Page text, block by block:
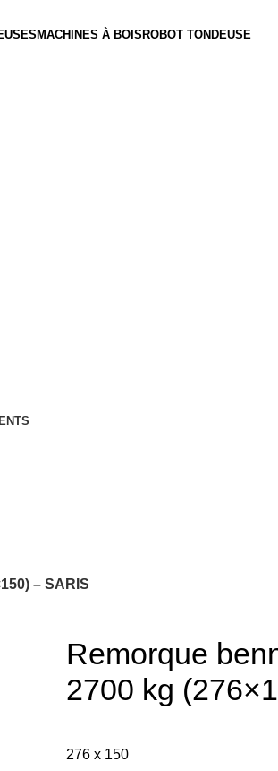
MACHINES À BOIS ROBOT TONDEUSE
– SARIS
Remorque
2700 kg
276 x 150